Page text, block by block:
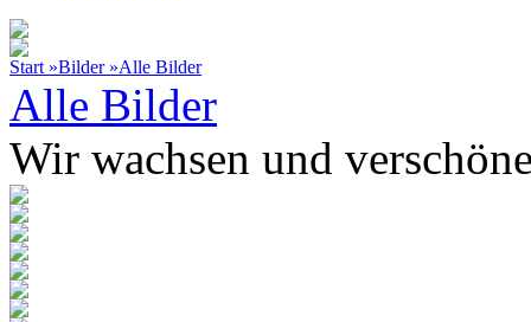
Start »Bilder »Alle Bilder
Alle Bilder
Wir wachsen und